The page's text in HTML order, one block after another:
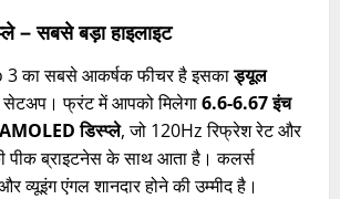
– सबसे बड़ा हाइलाइट
3 का सबसे आकर्षक फीचर है इसकाड्यूल
सेटअप। फ्रंट में आपको मिलेगा6.6-6.67 इंच
डिस्प्ले, जो 120Hz रिफ्रेश रेट और
पीक ब्राइटनेस के साथ आता है। कलर्स
व्यूइंग एंगल शानदार होने की उम्मीद है।